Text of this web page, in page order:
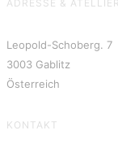
ADRESSE & ATELLIER
Leopold-Schoberg. 7
3003 Gablitz
Österreich
KONTAKT